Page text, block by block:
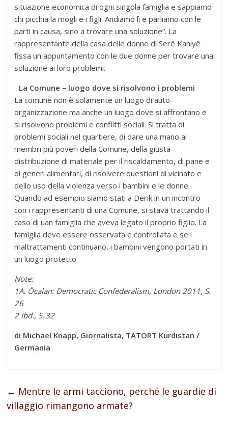
situazione economica di ogni singola famiglia e sappiamo
chi picchia la mogli e i figli. Andiamo lì e parliamo con le
parti in causa, sino a trovare una soluzione”. La
rappresentante della casa delle donne di Serê Kaniyê
fissa un appuntamento con le due donne per trovare una
soluzione ai loro problemi.
La Comune – luogo dove si risolvono i problemi
La comune non è solamente un luogo di auto-
organizzazione ma anche un luogo dove si affrontano e
si risolvono problemi e conflitti sociali. Si tratta di
problemi sociali nel quartiere, di dare una mano ai
membri più poveri della Comune, della giusta
distribuzione di materiale per il riscaldamento, di pane e
di generi alimentari, di risolvere questioni di vicinato e
dello uso della violenza verso i bambini e le donne.
Quando ad esempio siamo stati a Derik in un incontro
con i rappresentanti di una Comune, si stava trattando il
caso di uan famiglia che aveva legato il proprio figlio. La
famiglia deve essere osservata e controllata e se i
maltrattamenti continuano, i bambini vengono portati in
un luogo protetto.
Note:
1A. Öcalan: Democratic Confederalism, London 2011, S.
26
2 Ibd., S. 32
di Michael Knapp, Giornalista, TATORT Kurdistan /
Germania
← Mentre le armi tacciono, perché le guardie di
villaggio rimangono armate?